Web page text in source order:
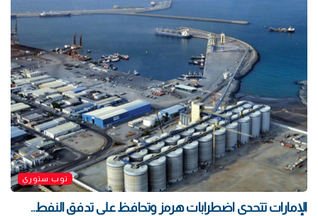
توب ستوري
الإمارات تتحدى اضطرابات هرمز وتحافظ على تدفق النفط..